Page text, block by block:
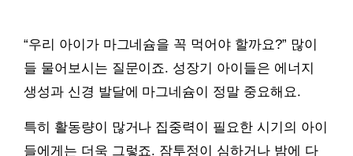
“우리 아이가 마그네슘을 꼭 먹어야 할까요?” 많이
들 물어보시는 질문이죠. 성장기 아이들은 에너지
생성과 신경 발달에 마그네슘이 정말 중요해요.
특히 활동량이 많거나 집중력이 필요한 시기의 아이
들에게는 더욱 그렇죠. 잠투정이 심하거나 밤에 다